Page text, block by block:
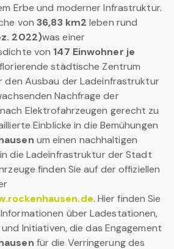
Erbe und moderner Infrastruktur.
von36,83 km2 leben rund
2022)was einer
von 147 Einwohner je
städtische Zentrum
den Ausbau der Ladeinfrastruktur
Nachfrage der
Elektrofahrzeugen gerecht zu
Einblicke in die Bemühungen
um einen nachhaltigen
die Ladeinfrastruktur der Stadt
finden Sie auf der offiziellen
. Hier finden Sie
über Ladestationen,
Initiativen, die das Engagement
für die Verringerung des